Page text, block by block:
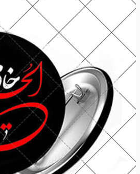
نرم افزار
نرم افزار
مذهبی
مذهبی
ادبیات
ادبیات
خانه و خانواده
خانه و
ازدواج
ازدواج
تربیتی تربیتی
سواد رسانه
سواد رسانه
مهارت های زندگی